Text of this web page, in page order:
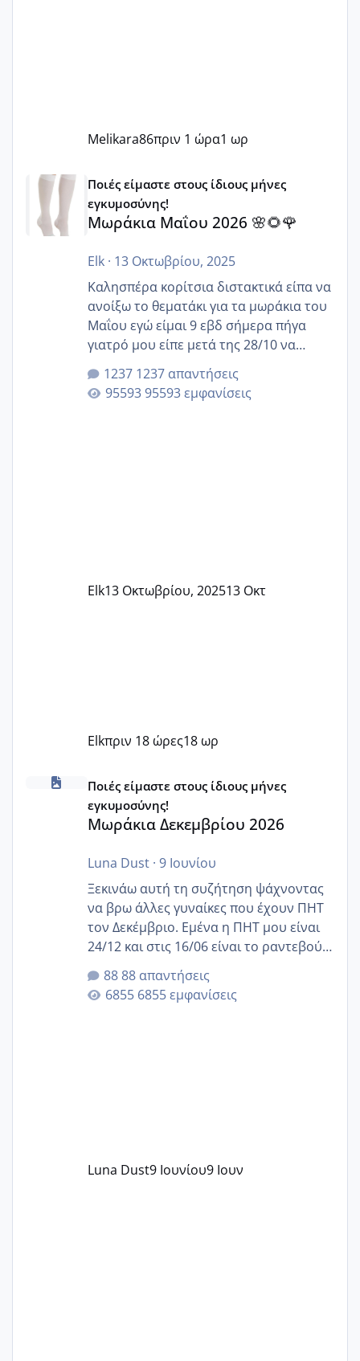
Melikara86πριν 1 ώρα1 ωρ
Μωράκια Μαΐου 2026 🌸🌻🌹
Ποιές είμαστε στους ίδιους μήνες
εγκυμοσύνης!
Μωράκια Μαΐου 2026 🌸🌻🌹
Elk· 13 Οκτωβρίου, 2025
Καλησπέρα κορίτσια διστακτικά είπα να
ανοίξω το θεματάκι για τα μωράκια του
Μαΐου εγώ είμαι 9 εβδ σήμερα πήγα
γιατρό μου είπε μετά της 28/10 να
κλείσω ραντεβού για την αυχενική είναι
καμιά άλλη κοπέλα να γεννάει Μάιο ;;
1237 απαντήσεις
95593 εμφανίσεις
Elk13 Οκτωβρίου, 202513 Οκτ
Elkπριν 18 ώρες18 ωρ
Μωράκια Δεκεμβρίου 2026
Ποιές είμαστε στους ίδιους μήνες
εγκυμοσύνης!
Μωράκια Δεκεμβρίου 2026
Luna Dust· 9 Ιουνίου
Ξεκινάω αυτή τη συζήτηση ψάχνοντας
να βρω άλλες γυναίκες που έχουν ΠΗΤ
τον Δεκέμβριο. Εμένα η ΠΗΤ μου είναι
24/12 και στις 16/06 είναι το ραντεβού
της αυχενικής διαφάνειας. Έχω αρκετό
άγχος και οι μέρες δεν φαίνεται να
περνάνε με τίποτα.
88 απαντήσεις
6855 εμφανίσεις
Luna Dust9 Ιουνίου9 Ιουν